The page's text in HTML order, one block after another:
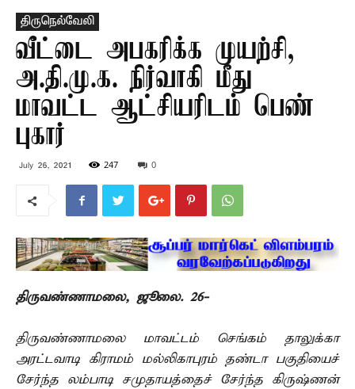
திருநெல்வேலி
வீட்டை அபகரிக்க முயற்சி,
அ.தி.மு.க. நிர்வாகி மீது
மாவட்ட ஆட்சியரிடம் பெண்
புகார்
July 26, 2021 247 0
திருவண்ணாமலை, ஜூலை. 26-
திருவண்ணாமலை மாவட்டம் செங்கம் தாலுக்கா
அரட்டவாடி கிராமம் மல்லிகாபுரம் தண்டா பகுதியைச்
சேர்ந்த லம்பாடி சமுதாயத்தைச் சேர்ந்த கிருஷ்ணன்